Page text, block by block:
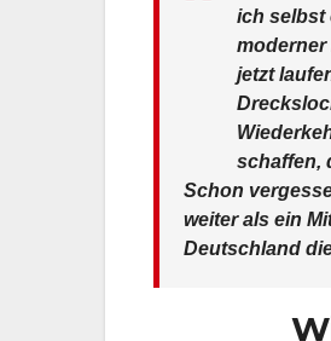
ich selbst
jetzt
schaffen,
Schon
weiter als ein
Deutschland